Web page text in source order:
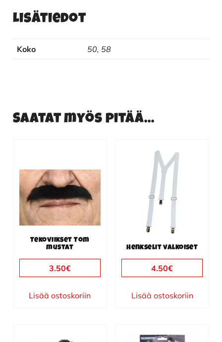
Lisätiedot
Koko 50, 58
Saatat myös pitää...
Tekoviikset Tom
mustat
3.50€
Lisää ostoskoriin
Henkselit valkoiset
4.50€
Lisää ostoskoriin